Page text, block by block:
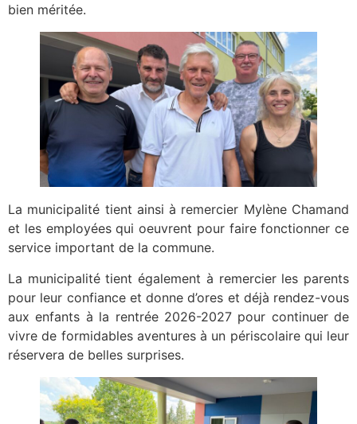
bien méritée.
La municipalité tient ainsi à remercier Mylène Chamand
et les employées qui oeuvrent pour faire fonctionner ce
service important de la commune.
La municipalité tient également à remercier les parents
pour leur confiance et donne d’ores et déjà rendez-vous
aux enfants à la rentrée 2026-2027 pour continuer de
vivre de formidables aventures à un périscolaire qui leur
réservera de belles surprises.